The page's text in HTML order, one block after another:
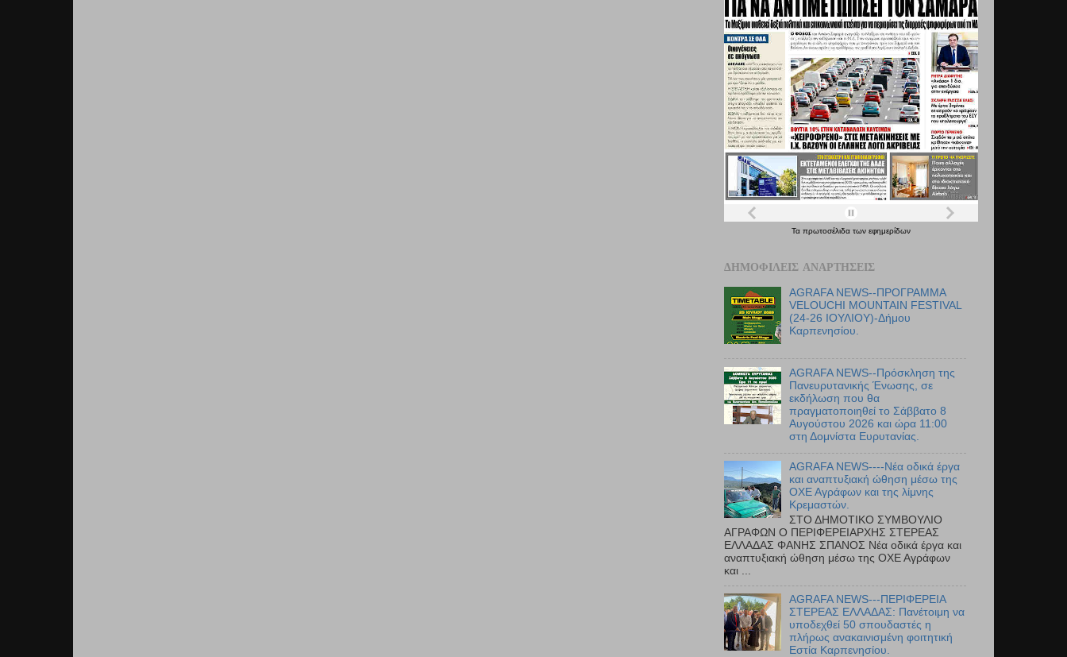
Τα πρωτοσέλιδα των εφημερίδων
ΔΗΜΟΦΙΛΕΊΣ ΑΝΑΡΤΉΣΕΙΣ
AGRAFA NEWS--ΠΡΟΓΡΑΜΜΑ
VELOUCHI MOUNTAIN FESTIVAL
(24-26 ΙΟΥΛΙΟΥ)-Δήμου
Καρπενησίου.
AGRAFA NEWS--Πρόσκληση της
Πανευρυτανικής Ένωσης, σε
εκδήλωση που θα
πραγματοποιηθεί το Σάββατο 8
Αυγούστου 2026 και ώρα 11:00
στη Δομνίστα Ευρυτανίας.
AGRAFA NEWS----Νέα οδικά έργα
και αναπτυξιακή ώθηση μέσω της
ΟΧΕ Αγράφων και της λίμνης
Κρεμαστών.
ΣΤΟ ΔΗΜΟΤΙΚΟ ΣΥΜΒΟΥΛΙΟ
ΑΓΡΑΦΩΝ Ο ΠΕΡΙΦΕΡΕΙΑΡΧΗΣ ΣΤΕΡΕΑΣ
ΕΛΛΑΔΑΣ ΦΑΝΗΣ ΣΠΑΝΟΣ Νέα οδικά έργα και
αναπτυξιακή ώθηση μέσω της ΟΧΕ Αγράφων
και ...
AGRAFA NEWS---ΠΕΡΙΦΕΡΕΙΑ
ΣΤΕΡΕΑΣ ΕΛΛΑΔΑΣ: Πανέτοιμη να
υποδεχθεί 50 σπουδαστές η
πλήρως ανακαινισμένη φοιτητική
Εστία Καρπενησίου.